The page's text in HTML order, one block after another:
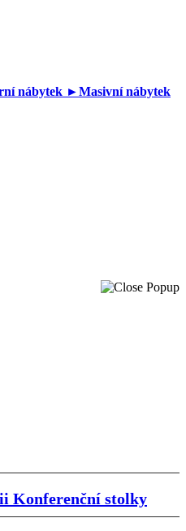
nábytek ►Masivní nábytek
Konferenční stolky